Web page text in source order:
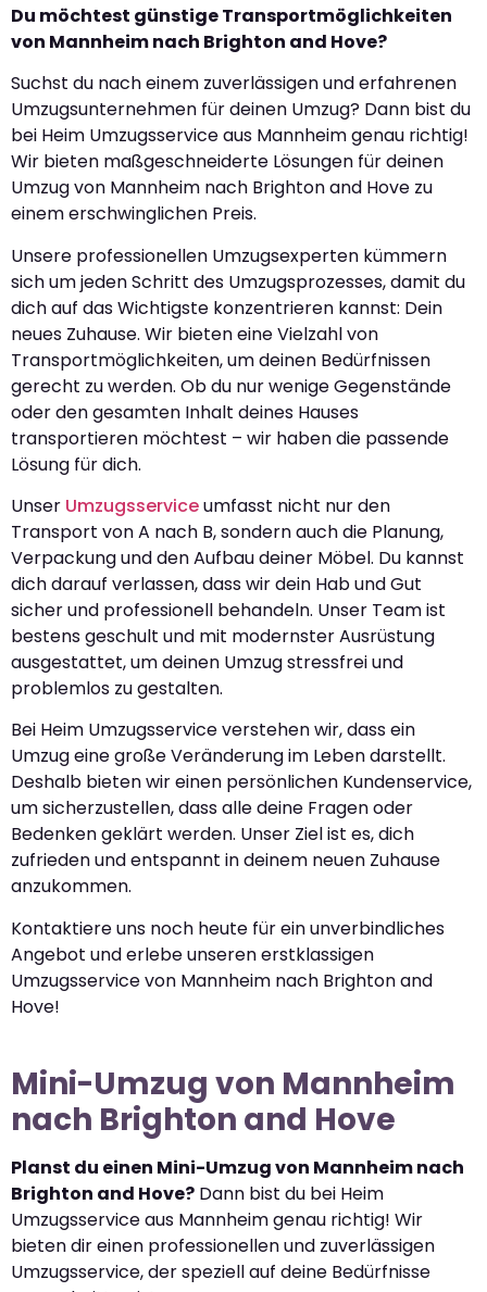
Du möchtest günstige Transportmöglichkeiten
von Mannheim nach Brighton and Hove?
Suchst du nach einem zuverlässigen und erfahrenen
Umzugsunternehmen für deinen Umzug? Dann bist du
bei Heim Umzugsservice aus Mannheim genau richtig!
Wir bieten maßgeschneiderte Lösungen für deinen
Umzug von Mannheim nach Brighton and Hove zu
einem erschwinglichen Preis.
Unsere professionellen Umzugsexperten kümmern
sich um jeden Schritt des Umzugsprozesses, damit du
dich auf das Wichtigste konzentrieren kannst: Dein
neues Zuhause. Wir bieten eine Vielzahl von
Transportmöglichkeiten, um deinen Bedürfnissen
gerecht zu werden. Ob du nur wenige Gegenstände
oder den gesamten Inhalt deines Hauses
transportieren möchtest – wir haben die passende
Lösung für dich.
Unser Umzugsserviceumfasst nicht nur den
Transport von A nach B, sondern auch die Planung,
Verpackung und den Aufbau deiner Möbel. Du kannst
dich darauf verlassen, dass wir dein Hab und Gut
sicher und professionell behandeln. Unser Team ist
bestens geschult und mit modernster Ausrüstung
ausgestattet, um deinen Umzug stressfrei und
problemlos zu gestalten.
Bei Heim Umzugsservice verstehen wir, dass ein
Umzug eine große Veränderung im Leben darstellt.
Deshalb bieten wir einen persönlichen Kundenservice,
um sicherzustellen, dass alle deine Fragen oder
Bedenken geklärt werden. Unser Ziel ist es, dich
zufrieden und entspannt in deinem neuen Zuhause
anzukommen.
Kontaktiere uns noch heute für ein unverbindliches
Angebot und erlebe unseren erstklassigen
Umzugsservice von Mannheim nach Brighton and
Hove!
Mini-Umzug von Mannheim
nach Brighton and Hove
Planst du einen Mini-Umzug von Mannheim nach
Brighton and Hove? Dann bist du bei Heim
Umzugsservice aus Mannheim genau richtig! Wir
bieten dir einen professionellen und zuverlässigen
Umzugsservice, der speziell auf deine Bedürfnisse